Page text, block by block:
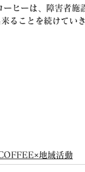
ーヒーは、障害者施
来ることを続けてい
地域活動